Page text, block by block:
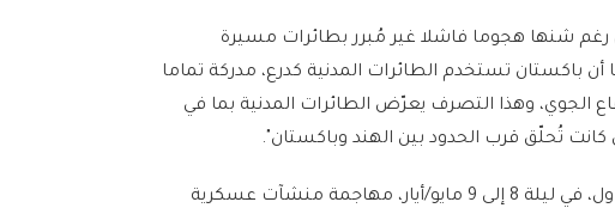
رغم شنها هجوما فاشلا غير مُبرر بطائرات مسيرة
أيار الساعة 8:30 مساء، كما أن باكستان تستخدم الطائرات المدنية كدرع، مدركة تماما
الجوي، وهذا التصرف يعرّض الطائرات المدنية بما في
كانت تُحلّق قرب الحدود بين الهند وباكستان".
وقالت صوفيا قريشي إن الجيش الباكستاني حاول، في ليلة 8 إلى 9 مايو/أيار، مهاجمة منشآت عسكرية